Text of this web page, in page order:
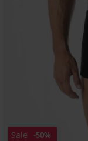
Sale -50%